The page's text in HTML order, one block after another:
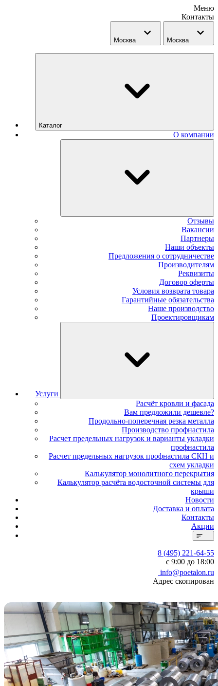
Меню
Контакты
Москва Москва
Каталог
О компании
Отзывы
Вакансии
Партнеры
Наши объекты
Предложения о сотрудничестве
Производителям
Реквизиты
Договор оферты
Условия возврата товара
Гарантийные обязательства
Наше производство
Проектировщикам
Услуги
Расчёт кровли и фасада
Вам предложили дешевле?
Продольно-поперечная резка металла
Производство профнастила
Расчет предельных нагрузок и варианты укладки
профнастила
Расчет предельных нагрузок профнастила СКН и
схем укладки
Калькулятор монолитного перекрытия
Калькулятор расчёта водосточной системы для
крыши
Новости
Доставка и оплата
Контакты
Акции
8 (495) 221-64-55
с 9:00 до 18:00
info@poetalon.ru
Адрес скопирован